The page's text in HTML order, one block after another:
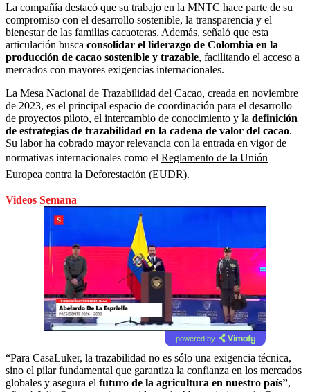
La compañía destacó que su trabajo en la MNTC hace parte de su
compromiso con el desarrollo sostenible, la transparencia y el
bienestar de las familias cacaoteras. Además, señaló que esta
articulación busca consolidar el liderazgo de Colombia en la
producción de cacao sostenible y trazable, facilitando el acceso a
mercados con mayores exigencias internacionales.
La Mesa Nacional de Trazabilidad del Cacao, creada en noviembre
de 2023, es el principal espacio de coordinación para el desarrollo
de proyectos piloto, el intercambio de conocimiento y la definición
de estrategias de trazabilidad en la cadena de valor del cacao.
Su labor ha cobrado mayor relevancia con la entrada en vigor de
normativas internacionales como el Reglamento de la Unión
Europea contra la Deforestación (EUDR).
Videos Semana
powered by
“Para CasaLuker, la trazabilidad no es sólo una exigencia técnica,
sino el pilar fundamental que garantiza la confianza en los mercados
globales y asegura el futuro de la agricultura en nuestro país”,